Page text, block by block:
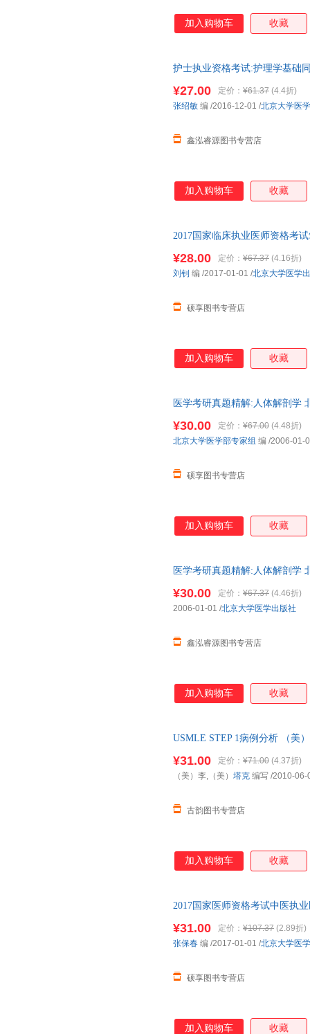
加入购物车 收藏
护士执业资格考试:护理学基础
¥27.00 定价： ¥61.37 (4.4折)
鑫泓睿源图书专营店
张绍敏 编 /2016-12-01 /北京大学医
加入购物车 收藏
2017国家临床执业医师资格考
¥28.00 定价： ¥67.37 (4.16折)
硕享图书专营店
刘钊 编 /2017-01-01 /北京大学医学
加入购物车 收藏
医学考研真题精解:人体解剖学
¥30.00 定价： ¥67.00 (4.48折)
硕享图书专营店
北京大学医学部专家组 编 /2006-01-
加入购物车 收藏
医学考研真题精解:人体解剖学
¥30.00 定价： ¥67.37 (4.46折)
鑫泓睿源图书专营店
2006-01-01 /北京大学医学出版社
加入购物车 收藏
USMLE STEP 1病例分析 （美
¥31.00 定价： ¥71.00 (4.37折)
古韵图书专营店
（美）李,（美） 塔克 编写 /2010-06-
加入购物车 收藏
2017国家医师资格考试中医执
杀，欢迎选购！
¥31.00 定价： ¥107.37 (2.89折)
硕享图书专营店
张保春 编 /2017-01-01 /北京大学医
加入购物车 收藏